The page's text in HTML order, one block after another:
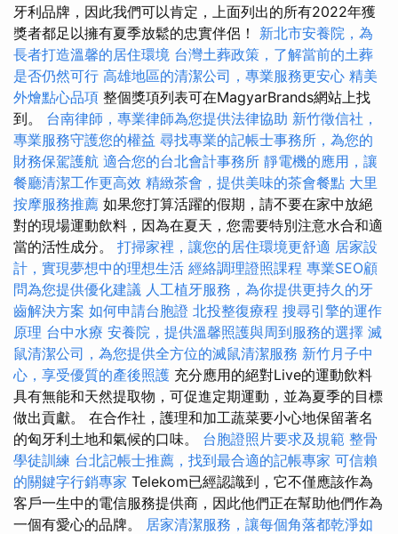
牙利品牌，因此我們可以肯定，上面列出的所有2022年獲
獎者都足以擁有夏季放鬆的忠實伴侶！ 新北市安養院，為
長者打造溫馨的居住環境 台灣土葬政策，了解當前的土葬
是否仍然可行 高雄地區的清潔公司，專業服務更安心 精美
外燴點心品項 整個獎項列表可在MagyarBrands網站上找
到。 台南律師，專業律師為您提供法律協助 新竹徵信社，
專業服務守護您的權益 尋找專業的記帳士事務所，為您的
財務保駕護航 適合您的台北會計事務所 靜電機的應用，讓
餐廳清潔工作更高效 精緻茶會，提供美味的茶會餐點 大里
按摩服務推薦 如果您打算活躍的假期，請不要在家中放絕
對的現場運動飲料，因為在夏天，您需要特別注意水合和適
當的活性成分。 打掃家裡，讓您的居住環境更舒適 居家設
計，實現夢想中的理想生活 經絡調理證照課程 專業SEO顧
問為您提供優化建議 人工植牙服務，為你提供更持久的牙
齒解決方案 如何申請台胞證 北投整復療程 搜尋引擎的運作
原理 台中水療 安養院，提供溫馨照護與周到服務的選擇 滅
鼠清潔公司，為您提供全方位的滅鼠清潔服務 新竹月子中
心，享受優質的產後照護 充分應用的絕對Live的運動飲料
具有無能和天然提取物，可促進定期運動，並為夏季的目標
做出貢獻。 在合作社，護理和加工蔬菜要小心地保留著名
的匈牙利土地和氣候的口味。 台胞證照片要求及規範 整骨
學徒訓練 台北記帳士推薦，找到最合適的記帳專家 可信賴
的關鍵字行銷專家 Telekom已經認識到，它不僅應該作為
客戶一生中的電信服務提供商，因此他們正在幫助他們作為
一個有愛心的品牌。 居家清潔服務，讓每個角落都乾淨如